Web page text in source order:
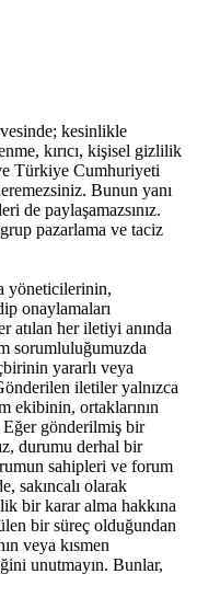
kesinlikle
kırıcı, kişisel gizlilik
Türkiye Cumhuriyeti
Bunun yanı
de paylaşamazsınız.
pazarlama ve taciz
yöneticilerinin,
onaylamaları
atılan her iletiyi anında
sorumluluğumuzda
yararlı veya
iletiler yalnızca
ekibinin, ortaklarının
gönderilmiş bir
durumu derhal bir
sahipleri ve forum
sakıncalı olarak
bir karar alma hakkına
bir süreç olduğundan
veya kısmen
unutmayın. Bunlar,